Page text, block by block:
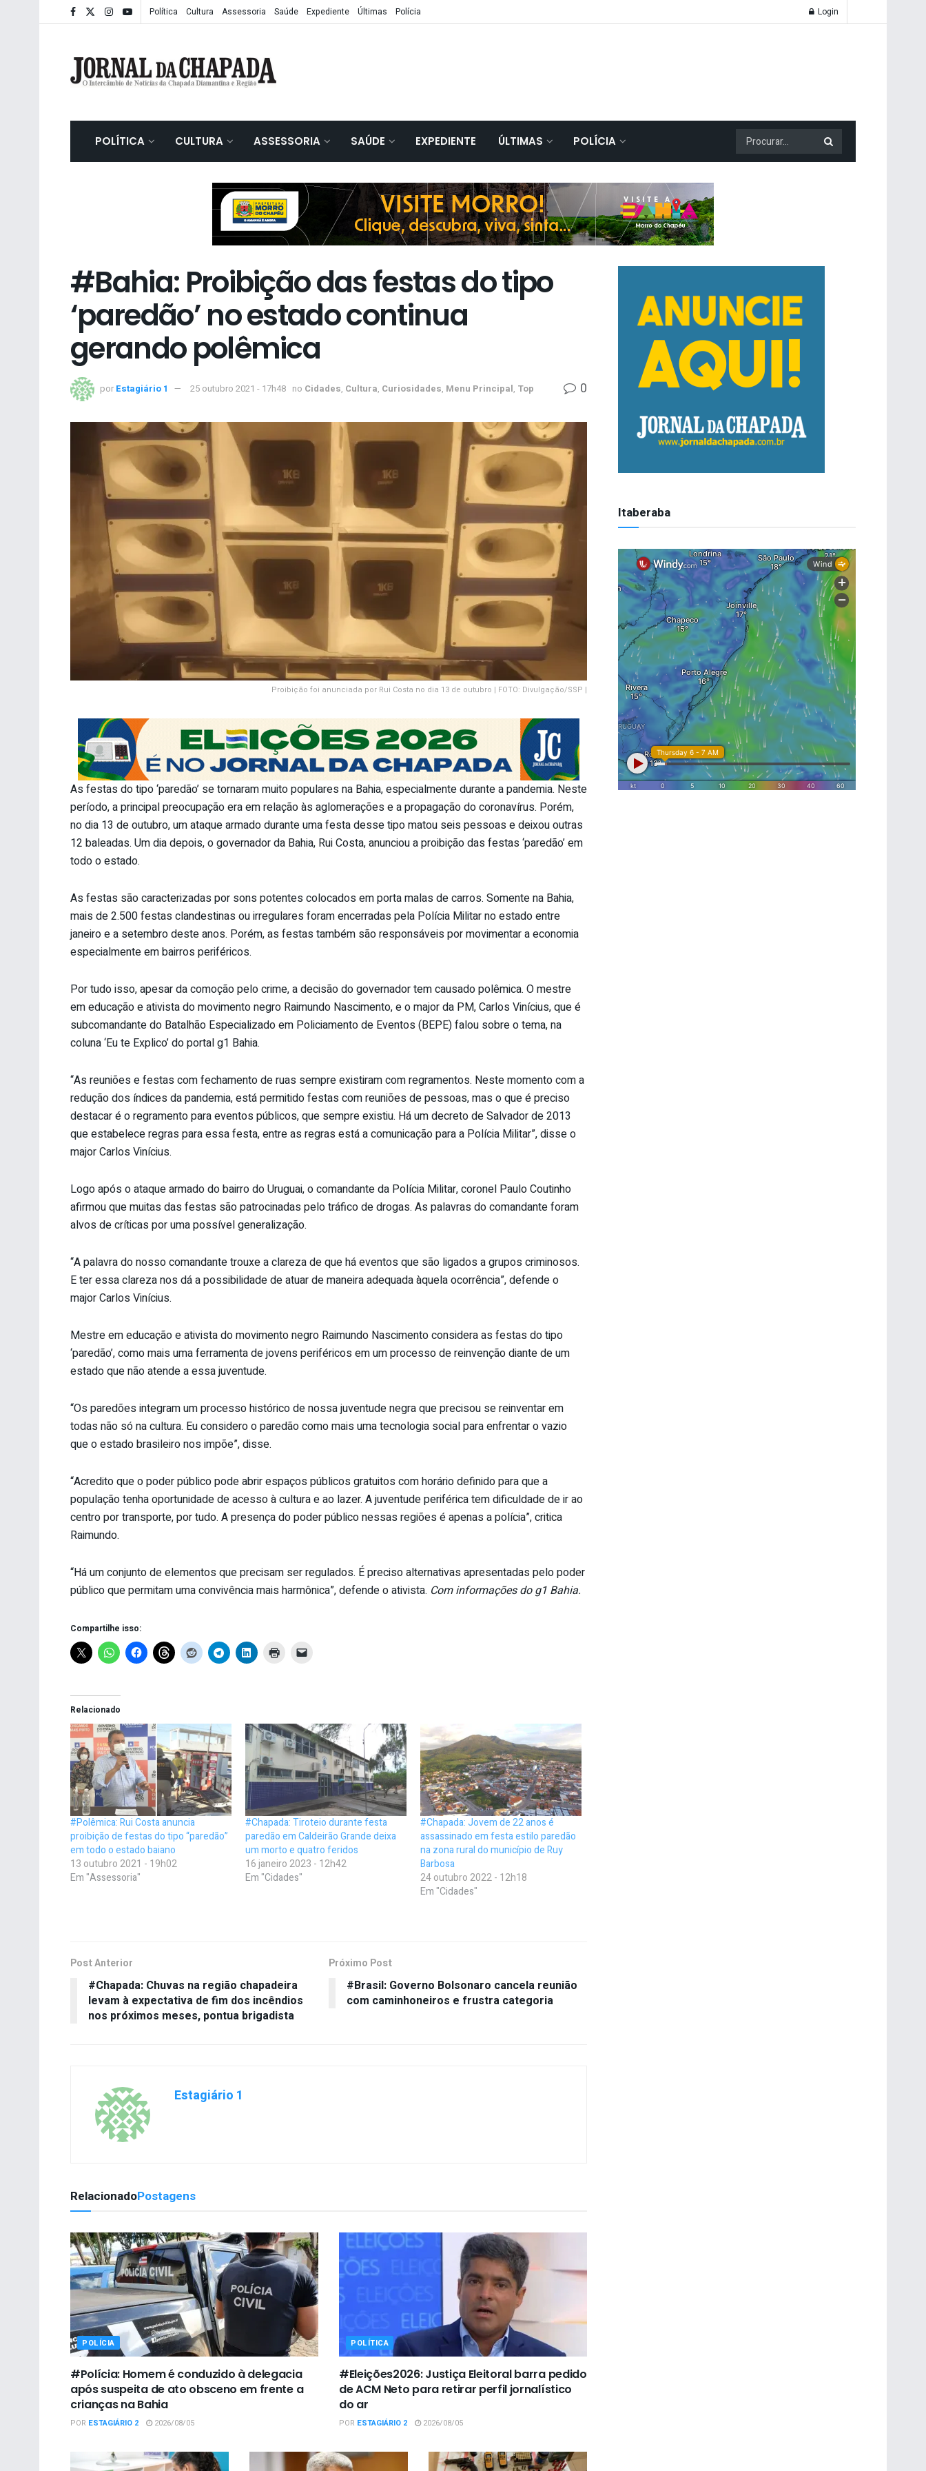
Política Cultura Assessoria Saúde Expediente Últimas Polícia Login
POLÍTICA CULTURA ASSESSORIA SAÚDE EXPEDIENTE ÚLTIMAS POLÍCIA
#Bahia: Proibição das festas do tipo
‘paredão’ no estado continua
gerando polêmica
por Estagiário 1 25 outubro 2021 - 17h48 no Cidades, Cultura, Curiosidades, Menu Principal, Top 0
Proibição foi anunciada por Rui Costa no dia 13 de outubro | FOTO: Divulgação/SSP |
As festas do tipo ‘paredão’ se tornaram muito populares na Bahia, especialmente durante a pandemia. Neste
período, a principal preocupação era em relação às aglomerações e a propagação do coronavírus. Porém,
no dia 13 de outubro, um ataque armado durante uma festa desse tipo matou seis pessoas e deixou outras
12 baleadas. Um dia depois, o governador da Bahia, Rui Costa, anunciou a proibição das festas ‘paredão’ em
todo o estado.
As festas são caracterizadas por sons potentes colocados em porta malas de carros. Somente na Bahia,
mais de 2.500 festas clandestinas ou irregulares foram encerradas pela Polícia Militar no estado entre
janeiro e a setembro deste anos. Porém, as festas também são responsáveis por movimentar a economia
especialmente em bairros periféricos.
Por tudo isso, apesar da comoção pelo crime, a decisão do governador tem causado polêmica. O mestre
em educação e ativista do movimento negro Raimundo Nascimento, e o major da PM, Carlos Vinícius, que é
subcomandante do Batalhão Especializado em Policiamento de Eventos (BEPE) falou sobre o tema, na
coluna ‘Eu te Explico’ do portal g1 Bahia.
“As reuniões e festas com fechamento de ruas sempre existiram com regramentos. Neste momento com a
redução dos índices da pandemia, está permitido festas com reuniões de pessoas, mas o que é preciso
destacar é o regramento para eventos públicos, que sempre existiu. Há um decreto de Salvador de 2013
que estabelece regras para essa festa, entre as regras está a comunicação para a Polícia Militar”, disse o
major Carlos Vinícius.
Logo após o ataque armado do bairro do Uruguai, o comandante da Polícia Militar, coronel Paulo Coutinho
afirmou que muitas das festas são patrocinadas pelo tráfico de drogas. As palavras do comandante foram
alvos de críticas por uma possível generalização.
“A palavra do nosso comandante trouxe a clareza de que há eventos que são ligados a grupos criminosos.
E ter essa clareza nos dá a possibilidade de atuar de maneira adequada àquela ocorrência”, defende o
major Carlos Vinícius.
Mestre em educação e ativista do movimento negro Raimundo Nascimento considera as festas do tipo
‘paredão’, como mais uma ferramenta de jovens periféricos em um processo de reinvenção diante de um
estado que não atende a essa juventude.
“Os paredões integram um processo histórico de nossa juventude negra que precisou se reinventar em
todas não só na cultura. Eu considero o paredão como mais uma tecnologia social para enfrentar o vazio
que o estado brasileiro nos impõe”, disse.
“Acredito que o poder público pode abrir espaços públicos gratuitos com horário definido para que a
população tenha oportunidade de acesso à cultura e ao lazer. A juventude periférica tem dificuldade de ir ao
centro por transporte, por tudo. A presença do poder público nessas regiões é apenas a polícia”, critica
Raimundo.
“Há um conjunto de elementos que precisam ser regulados. É preciso alternativas apresentadas pelo poder
público que permitam uma convivência mais harmônica”, defende o ativista. Com informações do g1 Bahia.
Compartilhe isso:
Relacionado
#Polêmica: Rui Costa anuncia
proibição de festas do tipo “paredão”
em todo o estado baiano
13 outubro 2021 - 19h02
Em "Assessoria"
#Chapada: Tiroteio durante festa
paredão em Caldeirão Grande deixa
um morto e quatro feridos
16 janeiro 2023 - 12h42
Em "Cidades"
#Chapada: Jovem de 22 anos é
assassinado em festa estilo paredão
na zona rural do município de Ruy
Barbosa
24 outubro 2022 - 12h18
Em "Cidades"
Post Anterior
#Chapada: Chuvas na região chapadeira
levam à expectativa de fim dos incêndios
nos próximos meses, pontua brigadista
Próximo Post
#Brasil: Governo Bolsonaro cancela reunião
com caminhoneiros e frustra categoria
Estagiário 1
RelacionadoPostagens
POLÍCIA
#Polícia: Homem é conduzido à delegacia
após suspeita de ato obsceno em frente a
crianças na Bahia
POR ESTAGIÁRIO 2 2026/08/05
POLÍTICA
#Eleições2026: Justiça Eleitoral barra pedido
de ACM Neto para retirar perfil jornalístico
do ar
POR ESTAGIÁRIO 2 2026/08/05
Itaberaba